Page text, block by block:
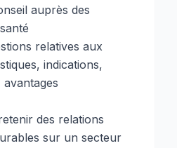
auprès des
relatives aux
indications,
des relations
sur un secteur